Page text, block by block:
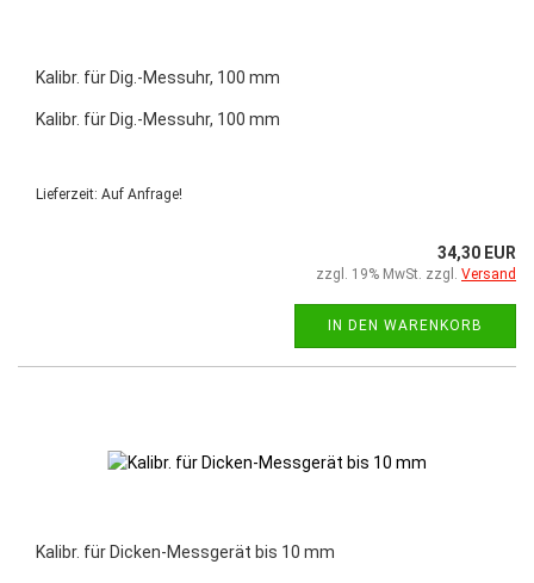
Kalibr. für Dig.-Messuhr, 100 mm
Kalibr. für Dig.-Messuhr, 100 mm
Lieferzeit: Auf Anfrage!
34,30 EUR
zzgl. 19% MwSt. zzgl. Versand
IN DEN WARENKORB
Kalibr. für Dicken-Messgerät bis 10 mm